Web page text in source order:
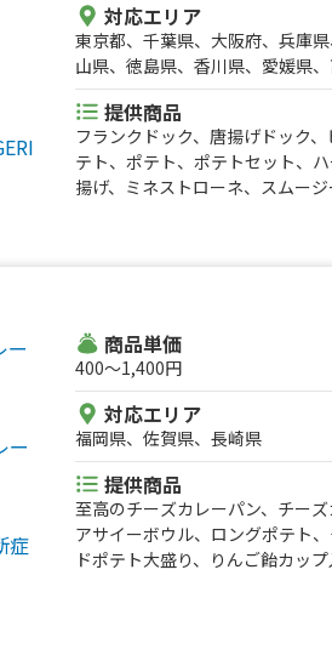
対応エリア
東京都、千葉県、大阪府、兵庫
山県、徳島県、香川県、愛媛県
道、神奈川県、埼玉県、栃木県
県、長崎県、茨城県、群馬県、
福井県、長野県、鳥取県、島根
県、大分県、宮崎県、鹿児島県
提供商品
フランクドック、唐揚げドック
テト、ポテト、ポテトセット、
揚げ、ミネストローネ、スムー
商品単価
400〜1,400円
対応エリア
福岡県、佐賀県、長崎県
提供商品
至高のチーズカレーパン、チー
アサイーボウル、ロングポテト
ドポテト大盛り、りんご飴カッ